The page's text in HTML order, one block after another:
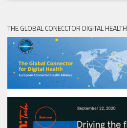
THE GLOBAL CONECCTOR DIGITAL HEALTH